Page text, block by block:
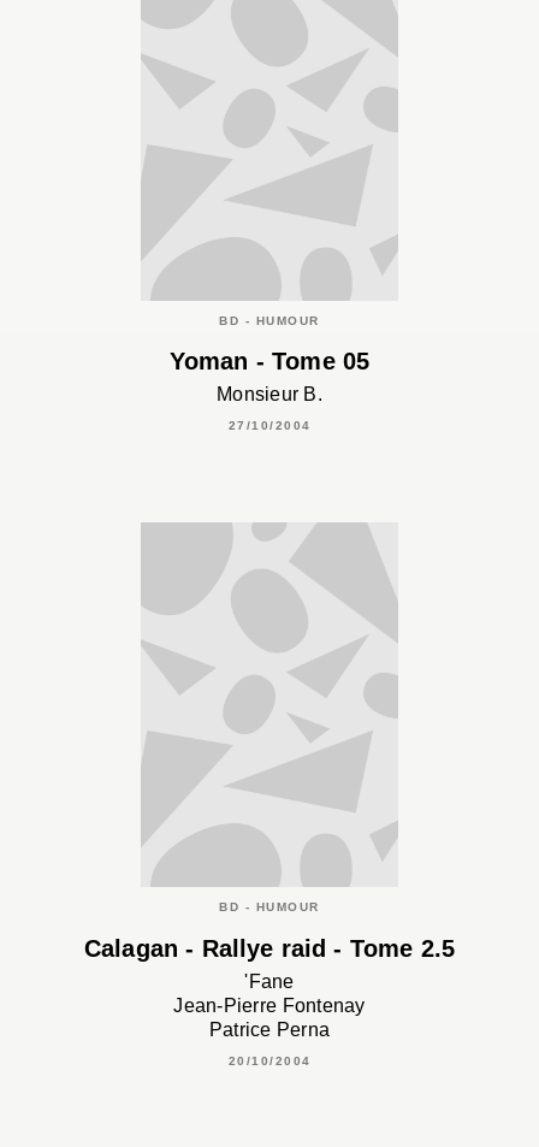
BD - HUMOUR
Yoman - Tome 05
Monsieur B.
27/10/2004
BD - HUMOUR
Calagan - Rallye raid - Tome 2.5
'Fane
Jean-Pierre Fontenay
Patrice Perna
20/10/2004